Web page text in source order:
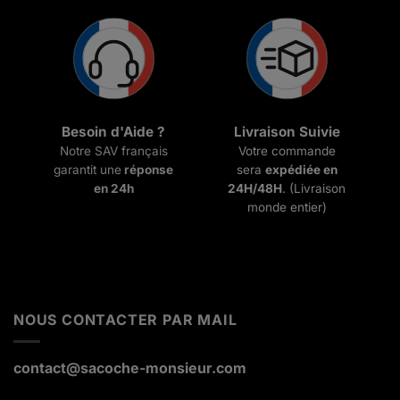
Besoin d'Aide ?
Notre SAV français
garantit une réponse
en 24h
Livraison Suivie
Votre commande
sera expédiée en
24H/48H. (Livraison
monde entier)
NOUS CONTACTER PAR MAIL
contact@sacoche-monsieur.com